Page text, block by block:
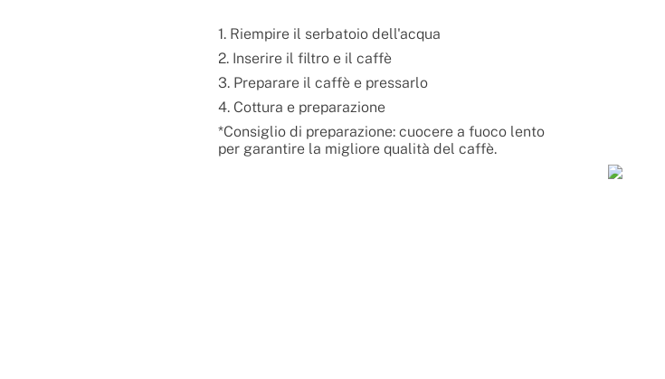
1. Riempire il serbatoio dell'acqua
2. Inserire il filtro e il caffè
3. Preparare il caffè e pressarlo
4. Cottura e preparazione
*Consiglio di preparazione: cuocere a fuoco lento
per garantire la migliore qualità del caffè.